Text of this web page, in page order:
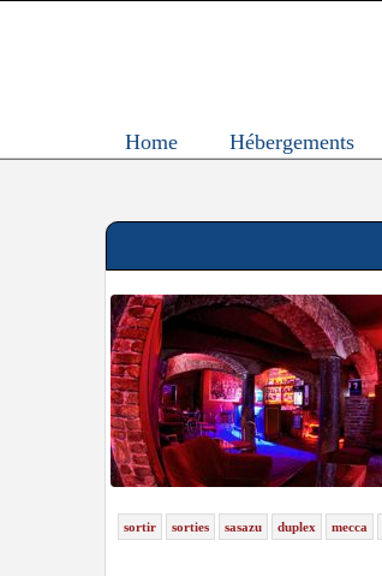
Home Hébergements
sortir sorties sasazu duplex mecca